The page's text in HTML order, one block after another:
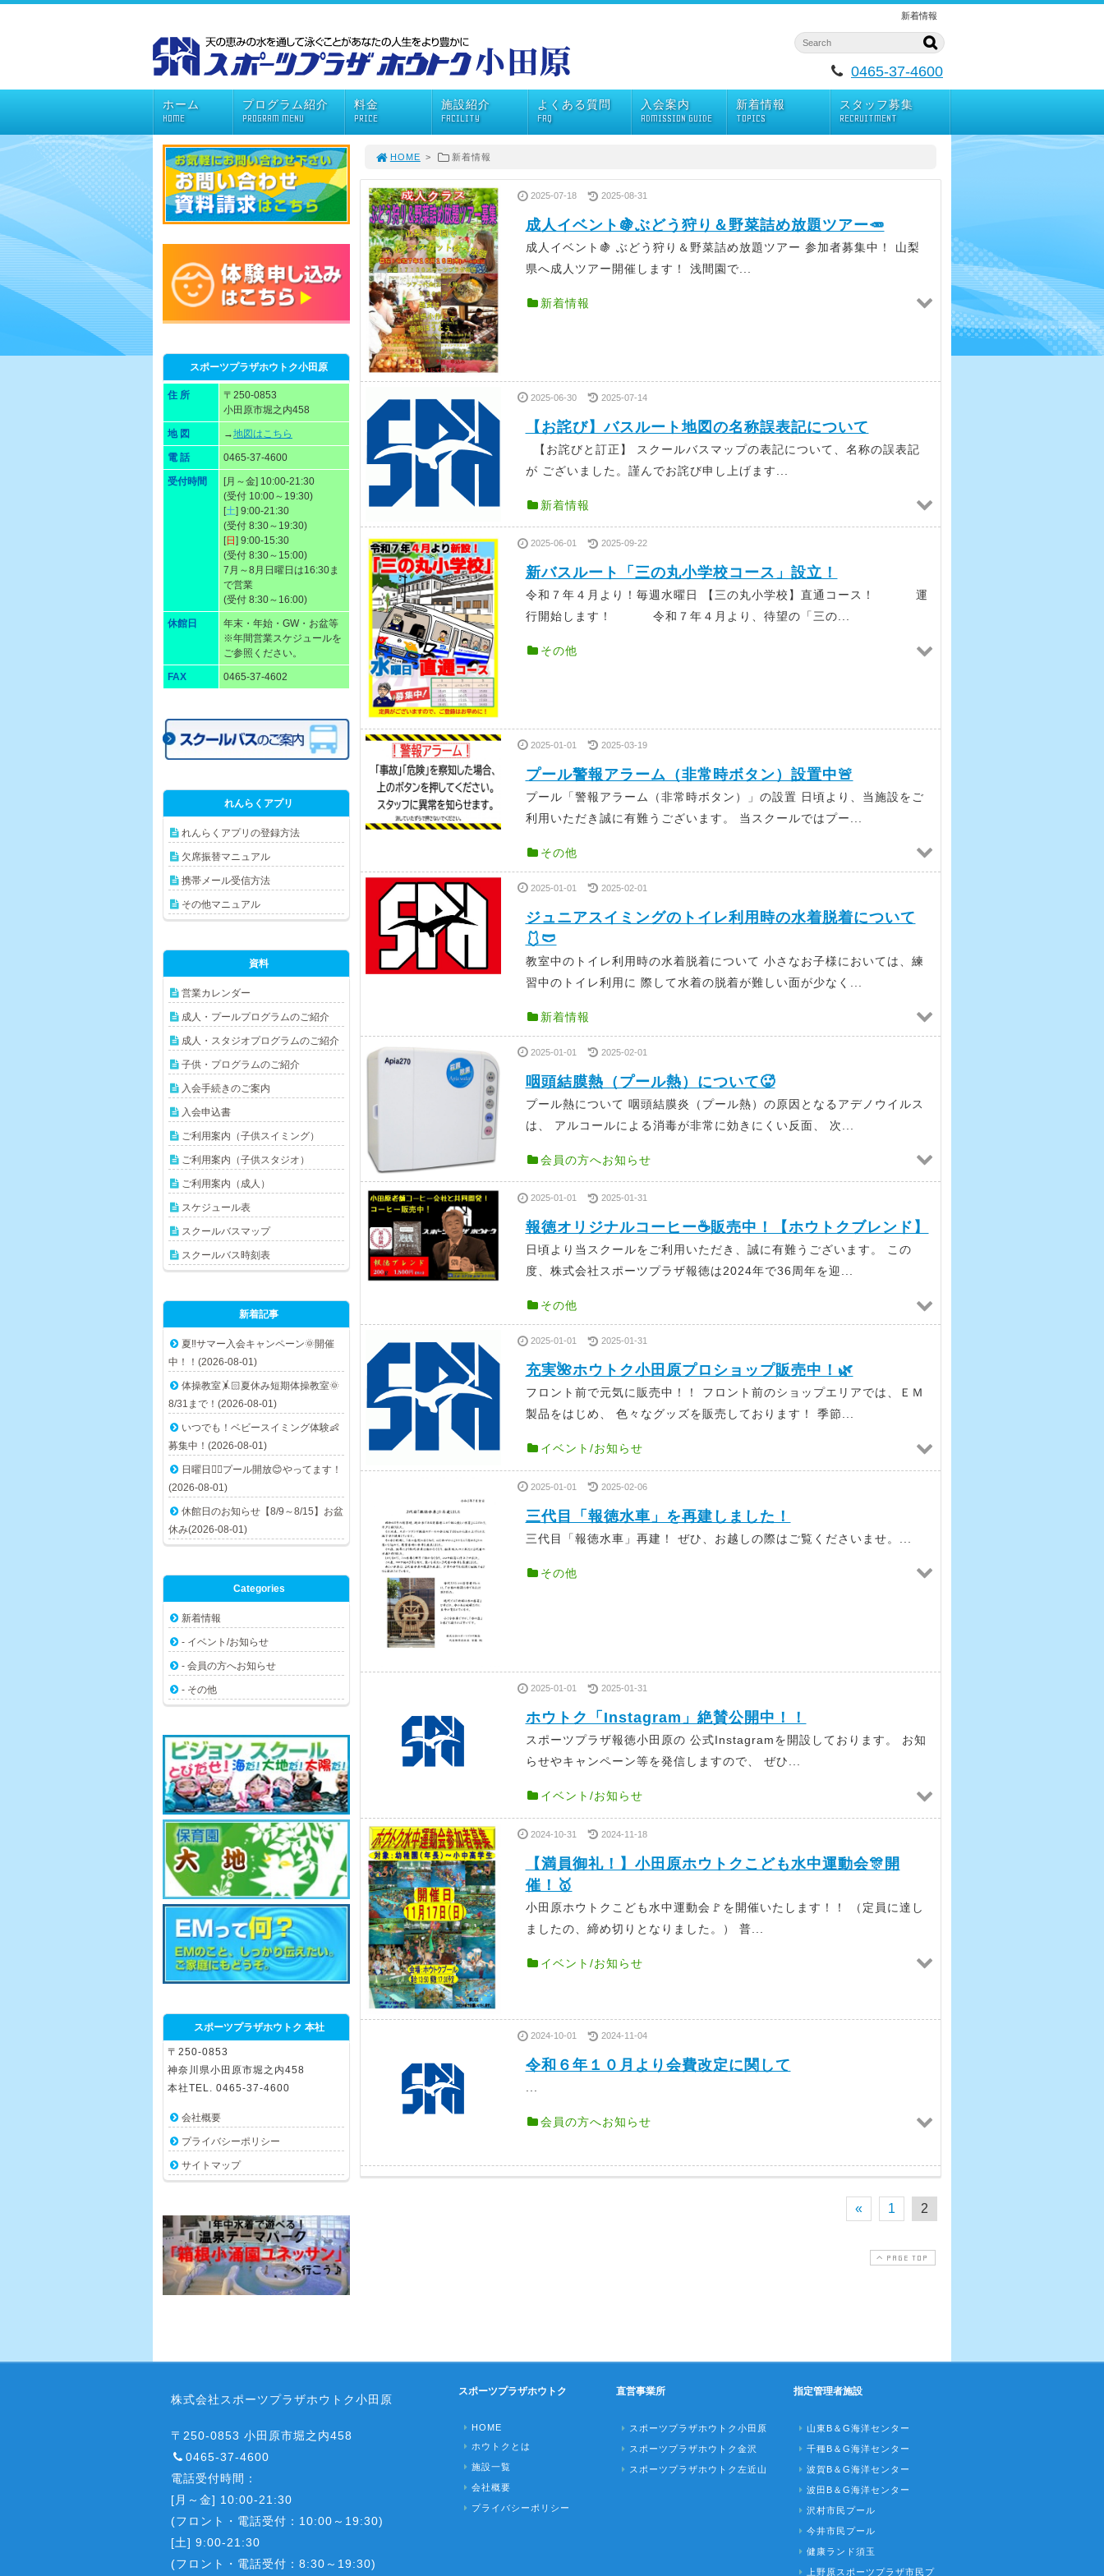
新着情報
0465-37-4600
ホーム
HOME
プログラム紹介
PROGRAM MENU
料金
PRICE
施設紹介
FACILITY
よくある質問
FAQ
入会案内
ADMISSION GUIDE
新着情報
TOPICS
スタッフ募集
RECRUITMENT
HOME > 新着情報
2025-07-18 2025-08-31
成人イベント🍇ぶどう狩り＆野菜詰め放題ツアー🥕
成人イベント🍇 ぶどう狩り＆野菜詰め放題ツアー 参加者募集中！ 山梨
県へ成人ツアー開催します！ 浅間園で...
新着情報
2025-06-30 2025-07-14
【お詫び】バスルート地図の名称誤表記について
【お詫びと訂正】 スクールバスマップの表記について、名称の誤表記
が ございました。謹んでお詫び申し上げます...
新着情報
2025-06-01 2025-09-22
新バスルート「三の丸小学校コース」設立！
令和７年４月より！毎週水曜日 【三の丸小学校】直通コース！ 運
行開始します！ 令和７年４月より、待望の「三の...
その他
2025-01-01 2025-03-19
プール警報アラーム（非常時ボタン）設置中🚨
プール「警報アラーム（非常時ボタン）」の設置 日頃より、当施設をご
利用いただき誠に有難うございます。 当スクールではプー...
その他
2025-01-01 2025-02-01
ジュニアスイミングのトイレ利用時の水着脱着について
🩱🩲
教室中のトイレ利用時の水着脱着について 小さなお子様においては、練
習中のトイレ利用に 際して水着の脱着が難しい面が少なく...
新着情報
2025-01-01 2025-02-01
咽頭結膜熱（プール熱）について🥵
プール熱について 咽頭結膜炎（プール熱）の原因となるアデノウイルス
は、 アルコールによる消毒が非常に効きにくい反面、 次...
会員の方へお知らせ
2025-01-01 2025-01-31
報徳オリジナルコーヒー☕販売中！【ホウトクブレンド】
日頃より当スクールをご利用いただき、誠に有難うございます。 この
度、株式会社スポーツプラザ報徳は2024年で36周年を迎...
その他
2025-01-01 2025-01-31
充実🌺ホウトク小田原プロショップ販売中！🌿
フロント前で元気に販売中！！ フロント前のショップエリアでは、ＥＭ
製品をはじめ、 色々なグッズを販売しております！ 季節...
イベント/お知らせ
2025-01-01 2025-02-06
三代目「報徳水車」を再建しました！
三代目「報徳水車」再建！ ぜひ、お越しの際はご覧くださいませ。...
その他
2025-01-01 2025-01-31
ホウトク「Instagram」絶賛公開中！！
スポーツプラザ報徳小田原の 公式Instagramを開設しております。 お知
らせやキャンペーン等を発信しますので、 ぜひ...
イベント/お知らせ
2024-10-31 2024-11-18
【満員御礼！】小田原ホウトクこども水中運動会🎊開
催！🥇
小田原ホウトクこども水中運動会🚩を開催いたします！！ （定員に達し
ましたの、締め切りとなりました。） 普...
イベント/お知らせ
2024-10-01 2024-11-04
令和６年１０月より会費改定に関して
...
会員の方へお知らせ
« 1 2
PAGE TOP
スポーツプラザホウトク小田原
住 所
〒250-0853
小田原市堀之内458
地 図 →地図はこちら
電 話 0465-37-4600
受付時間
[月～金] 10:00-21:30
(受付 10:00～19:30)
[土] 9:00-21:30
(受付 8:30～19:30)
[日 ] 9:00-15:30
(受付 8:30～15:00)
7月～8月日曜日は16:30ま
で営業
(受付 8:30～16:00)
休館日
年末・年始・GW・お盆等
※年間営業スケジュールを
ご参照ください。
FAX 0465-37-4602
れんらくアプリ
れんらくアプリの登録方法
欠席振替マニュアル
携帯メール受信方法
その他マニュアル
資料
営業カレンダー
成人・プールプログラムのご紹介
成人・スタジオプログラムのご紹介
子供・プログラムのご紹介
入会手続きのご案内
入会申込書
ご利用案内（子供スイミング）
ご利用案内（子供スタジオ）
ご利用案内（成人）
スケジュール表
スクールバスマップ
スクールバス時刻表
新着記事
夏‼️サマー入会キャンペーン🌞開催
中！！(2026-08-01)
体操教室🤸🏻夏休み短期体操教室🌞
8/31まで！(2026-08-01)
いつでも！ベビースイミング体験👶
募集中！(2026-08-01)
日曜日🏊🏻プール開放😊やってます！
(2026-08-01)
休館日のお知らせ【8/9～8/15】お盆
休み(2026-08-01)
Categories
新着情報
- イベント/お知らせ
- 会員の方へお知らせ
- その他
スポーツプラザホウトク 本社
〒250-0853
神奈川県小田原市堀之内458
本社TEL. 0465-37-4600
会社概要
プライバシーポリシー
サイトマップ
株式会社スポーツプラザホウトク小田原
〒250-0853 小田原市堀之内458
0465-37-4600
電話受付時間：
[月～金] 10:00-21:30
(フロント・電話受付：10:00～19:30)
[土] 9:00-21:30
(フロント・電話受付：8:30～19:30)
スポーツプラザホウトク
HOME
ホウトクとは
施設一覧
会社概要
プライバシーポリシー
直営事業所
スポーツプラザホウトク小田原
スポーツプラザホウトク金沢
スポーツプラザホウトク左近山
指定管理者施設
山東B＆G海洋センター
千種B＆G海洋センター
波賀B＆G海洋センター
波田B＆G海洋センター
沢村市民プール
今井市民プール
健康ランド須玉
上野原スポーツプラザ市民プ